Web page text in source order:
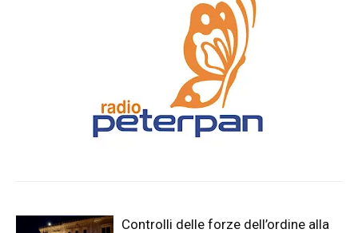
Controlli delle forze dell’ordine alla